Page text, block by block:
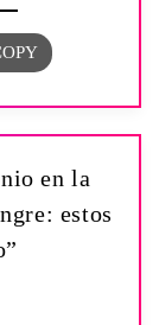
en la
estos